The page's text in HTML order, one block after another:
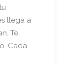
llega a
Te
Cada